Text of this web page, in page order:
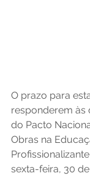
O prazo para
responderem às
do Pacto
Obras na
sexta-feira, 30